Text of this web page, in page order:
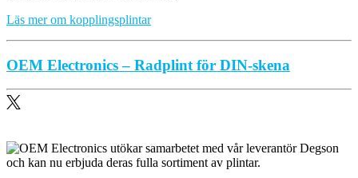
Läs mer om kopplingsplintar
OEM Electronics – Radplint för DIN-skena